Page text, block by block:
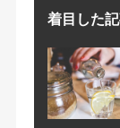
着目した